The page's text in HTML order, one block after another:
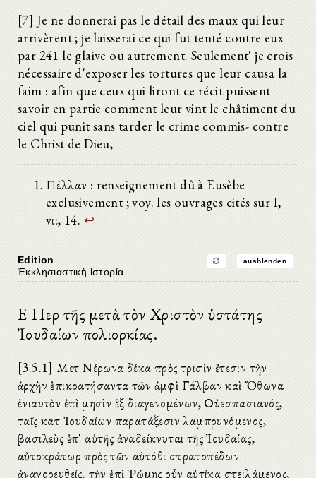
[7] Je ne donnerai pas le détail des maux qui leur
arrivèrent ; je laisserai ce qui fut tenté contre eux
par 241 le glaive ou autrement. Seulement' je crois
nécessaire d'exposer les tortures que leur causa la
faim : afin que ceux qui liront ce récit puissent
savoir en partie comment leur vint le châtiment du
ciel qui punit sans tarder le crime commis- contre
le Christ de Dieu,
Πέλλαν : renseignement dû à Eusèbe
exclusivement ; voy. les ouvrages cités sur I,
vιι, 14. ↩
Edition ausblenden
Ἐκκλησιαστικὴ ἱστορία
Ε Περὶ τῆς μετὰ τὸν Χριστὸν ὑστάτης
Ἰουδαίων πολιορκίας.
[3.5.1] Μετὰ Νέρωνα δέκα πρὸς τρισὶν ἔτεσιν τὴν
ἀρχὴν ἐπικρατήσαντα τῶν ἀμφὶ Γάλβαν καὶ Ὄθωνα
ἐνιαυτὸν ἐπὶ μησὶν ἓξ διαγενομένων, Οὐεσπασιανός,
ταῖς κατὰ Ἰουδαίων παρατάξεσιν λαμπρυνόμενος,
βασιλεὺς ἐπ' αὐτῆς ἀναδείκνυται τῆς Ἰουδαίας,
αὐτοκράτωρ πρὸς τῶν αὐτόθι στρατοπέδων
ἀναγορευθείς. τὴν ἐπὶ Ῥώμης οὖν αὐτίκα στειλάμενος,